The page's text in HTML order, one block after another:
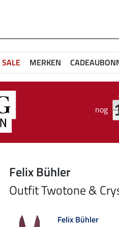
SALE MERKEN
nog
Felix Bühler
Outfit Twotone &
Felix Bühler